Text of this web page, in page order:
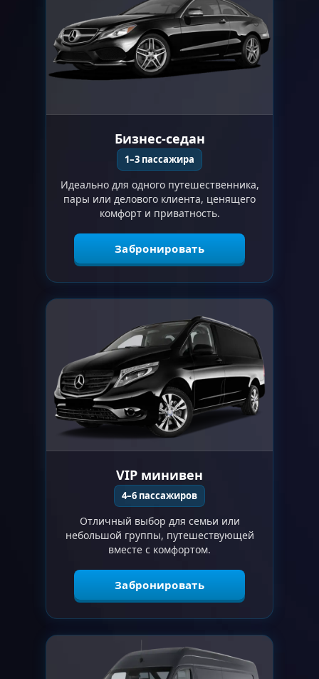
Бизнес-седан
1–3 пассажира
Идеально для одного путешественника,
пары или делового клиента, ценящего
комфорт и приватность.
Забронировать
VIP минивен
4–6 пассажиров
Отличный выбор для семьи или
небольшой группы, путешествующей
вместе с комфортом.
Забронировать